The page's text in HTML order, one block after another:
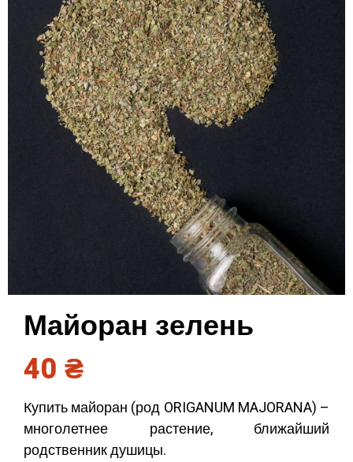
Майоран зелень
40₴
Купить майоран (род ORIGANUM MAJORANA) –
многолетнее растение, ближайший
родственник душицы.